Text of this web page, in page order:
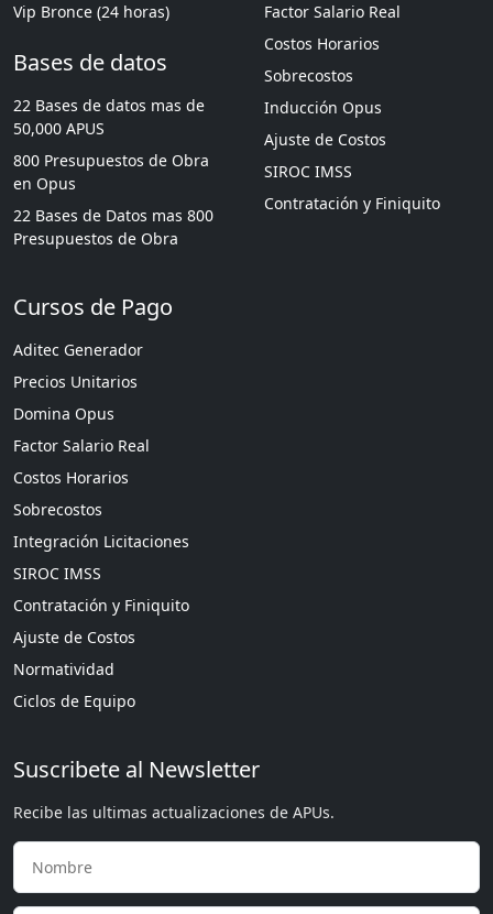
Vip Bronce (24 horas)
Bases de datos
22 Bases de datos mas de
50,000 APUS
800 Presupuestos de Obra
en Opus
22 Bases de Datos mas 800
Presupuestos de Obra
Factor Salario Real
Costos Horarios
Sobrecostos
Inducción Opus
Ajuste de Costos
SIROC IMSS
Contratación y Finiquito
Cursos de Pago
Aditec Generador
Precios Unitarios
Domina Opus
Factor Salario Real
Costos Horarios
Sobrecostos
Integración Licitaciones
SIROC IMSS
Contratación y Finiquito
Ajuste de Costos
Normatividad
Ciclos de Equipo
Suscribete al Newsletter
Recibe las ultimas actualizaciones de APUs.